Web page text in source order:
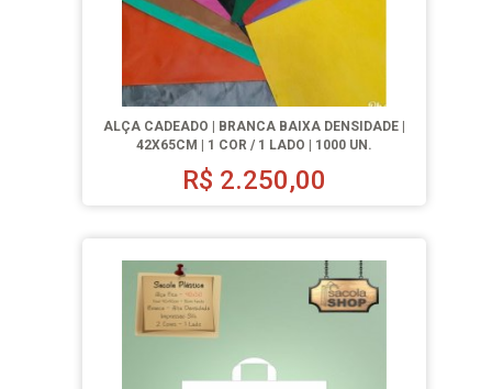
ALÇA CADEADO | BRANCA BAIXA DENSIDADE |
42X65CM | 1 COR / 1 LADO | 1000 UN.
R$ 2.250,00